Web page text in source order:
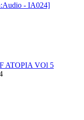
- IA024]
ATOPIA VOl 5